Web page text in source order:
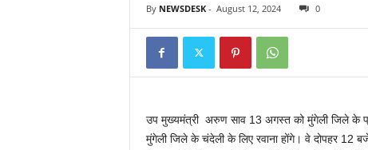
By NEWSDESK- August 12, 2024 0
उप मुख्यमंत्री अरुण साव 13 अगस्त को मुंगेली जिले के
मुंगेली जिले के चंदेली के लिए रवाना होंगे। वे दोपहर 12